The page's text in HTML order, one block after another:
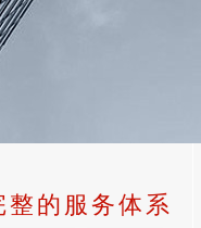
的服务体系